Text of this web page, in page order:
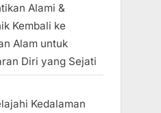
Alami &
Kembali ke
Alam untuk
Diri yang Sejati
Kedalaman